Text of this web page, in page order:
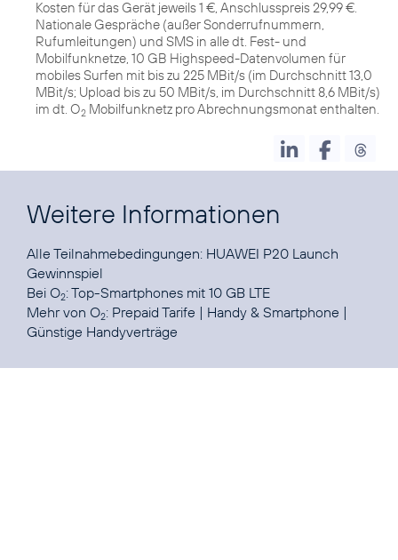
Kosten für das Gerät jeweils 1 €, Anschlusspreis 29,99 €.
Nationale Gespräche (außer Sonderrufnummern,
Rufumleitungen) und SMS in alle dt. Fest- und
Mobilfunknetze, 10 GB Highspeed-Datenvolumen für
mobiles Surfen mit bis zu 225 MBit/s (im Durchschnitt 13,0
MBit/s; Upload bis zu 50 MBit/s, im Durchschnitt 8,6 MBit/s)
im dt. O2 Mobilfunknetz pro Abrechnungsmonat enthalten.
Weitere Informationen
Alle Teilnahmebedingungen: HUAWEI P20 Launch
Gewinnspiel
Bei O2:Top-Smartphones mit 10 GB LTE
Mehr von O2: Prepaid Tarife | Handy & Smartphone |
Günstige Handyverträge